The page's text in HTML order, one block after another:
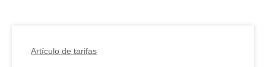
Artículo de tarifas